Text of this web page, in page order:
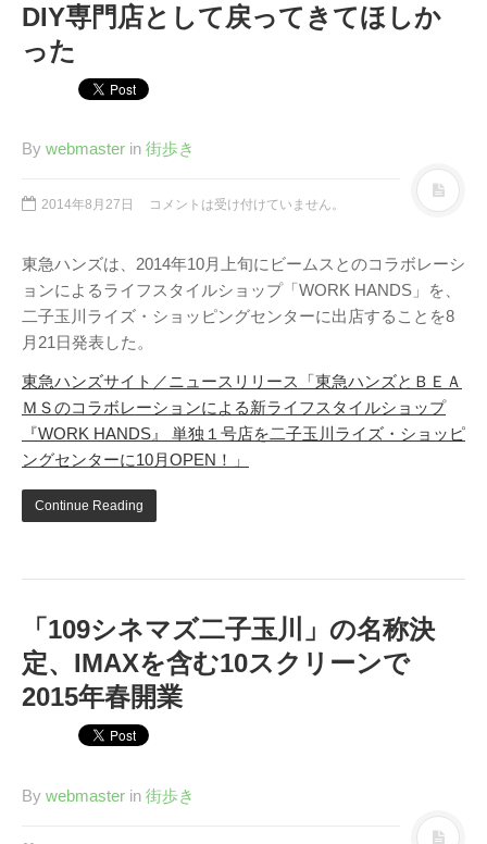
HTML Internet Explorer NHK
PayPal Twitter
WebARENA SuiteX
アフィリエイト アマゾン
ギャラリー グッズ
ー・アンダーソン
グ ソニー バージョンアップ ヒ
デヨシ ブルーレイ プラグ
イン プリンタ プロップレプリカ
ムラタ有子 万年筆 上野毛
玉川 修理 再開発 品薄 映画館
有効期限 東急電鉄 確定申告 米
沢 訃報 谷根千 通販サイト 障
害
アーカイブ
アタゴオル
ごろなお通信
ギャラリー猫町
（Facebook）
謎の円盤UFO
DIY専門店として戻ってきてほしか
った
By webmaster in 街歩き
2014年8月27日 コメントは受け付けていません。
東急ハンズは、2014年10月上旬にビームスとのコラボレーシ
ョンによるライフスタイルショップ「WORK HANDS」を、
二子玉川ライズ・ショッピングセンターに出店することを8
月21日発表した。
東急ハンズサイト／ニュースリリース「東急ハンズとＢＥＡ
ＭＳのコラボレーションによる新ライフスタイルショップ
『WORK HANDS』 単独１号店を二子玉川ライズ・ショッピ
ングセンターに10月OPEN！」
Continue Reading
「109シネマズ二子玉川」の名称決
定、IMAXを含む10スクリーンで
2015年春開業
By webmaster in 街歩き